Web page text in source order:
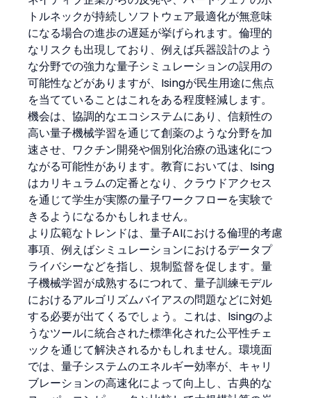
トルネックが持続しソフトウェア最適化が無意味
になる場合の進歩の遅延が挙げられます。倫理的
なリスクも出現しており、例えば兵器設計のよう
な分野での強力な量子シミュレーションの誤用の
可能性などがありますが、Isingが民生用途に焦点
を当てていることはこれをある程度軽減します。
機会は、協調的なエコシステムにあり、信頼性の
高い量子機械学習を通じて創薬のような分野を加
速させ、ワクチン開発や個別化治療の迅速化につ
ながる可能性があります。教育においては、Ising
はカリキュラムの定番となり、クラウドアクセス
を通じて学生が実際の量子ワークフローを実験で
きるようになるかもしれません。
より広範なトレンドは、量子AIにおける倫理的考慮
事項、例えばシミュレーションにおけるデータプ
ライバシーなどを指し、規制監督を促します。量
子機械学習が成熟するにつれて、量子訓練モデル
におけるアルゴリズムバイアスの問題などに対処
する必要が出てくるでしょう。これは、Isingのよ
うなツールに統合された標準化された公平性チェ
ックを通じて解決されるかもしれません。環境面
では、量子システムのエネルギー効率が、キャリ
ブレーションの高速化によって向上し、古典的な